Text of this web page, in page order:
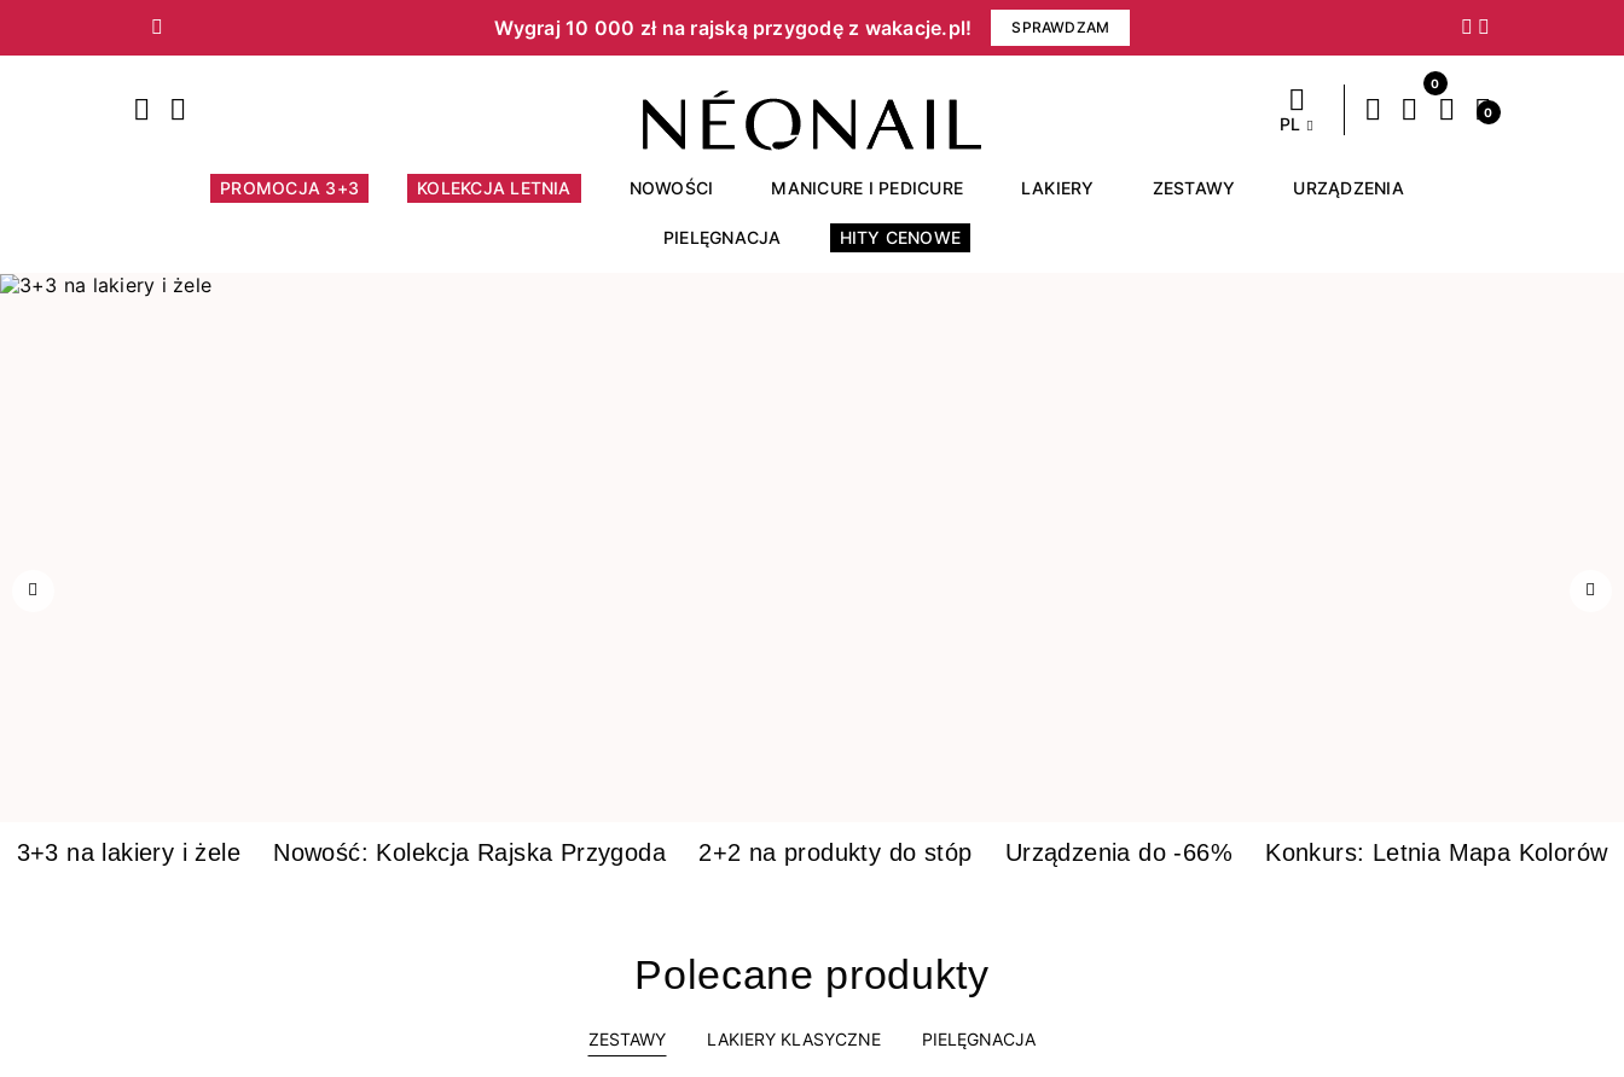
Wygraj 10 000 zł na rajską przygodę z wakacje.pl!​ SPRAWDZAM
Poprzedni Następny
PL
0
0
PROMOCJA 3+3 KOLEKCJA LETNIA NOWOŚCI MANICURE I PEDICURE LAKIERY ZESTAWY URZĄDZENIA
PIELĘGNACJA HITY CENOWE
3+3 na lakiery i żele Nowość: Kolekcja Rajska Przygoda 2+2 na produkty do stóp Urządzenia do -66% Konkurs: Letnia Mapa Kolorów
Polecane produkty
ZESTAWY LAKIERY KLASYCZNE PIELĘGNACJA